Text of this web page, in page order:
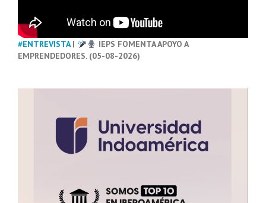
#ENTREVISTA|
IEPS FOMENTA APOYO A
EMPRENDEDORES. (05-08-2026)